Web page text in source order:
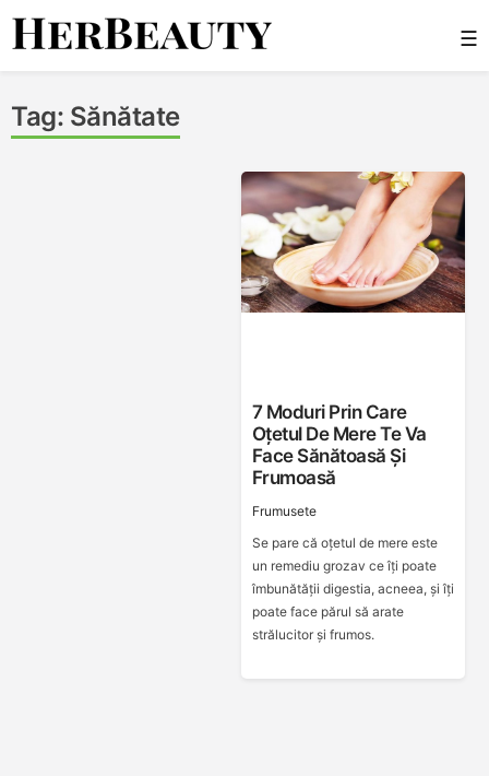
Skip
☰
Tag: Sănătate
7 Moduri Prin Care
Oțetul De Mere Te Va
Face Sănătoasă Și
Frumoasă
Frumusete
Se pare că oțetul de mere este
un remediu grozav ce îți poate
îmbunătății digestia, acneea, și îți
poate face părul să arate
strălucitor și frumos.